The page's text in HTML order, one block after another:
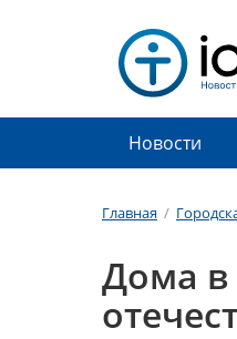
Новости
Главная /
Дома в